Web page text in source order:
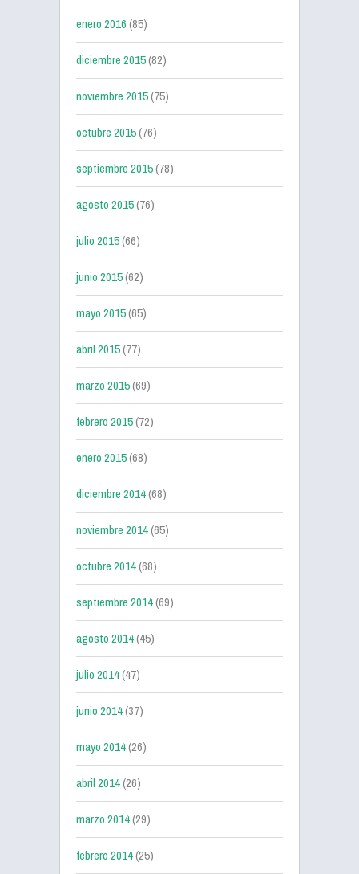
enero 2016(85)
diciembre 2015(82)
noviembre 2015(75)
octubre 2015(76)
septiembre 2015(78)
agosto 2015(76)
julio 2015(66)
junio 2015(62)
mayo 2015(65)
abril 2015(77)
marzo 2015(69)
febrero 2015(72)
enero 2015(68)
diciembre 2014(68)
noviembre 2014(65)
octubre 2014(68)
septiembre 2014(69)
agosto 2014(45)
julio 2014(47)
junio 2014(37)
mayo 2014(26)
abril 2014(26)
marzo 2014(29)
febrero 2014(25)